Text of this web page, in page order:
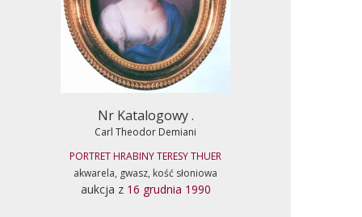
Nr Katalogowy .
Carl Theodor Demiani
PORTRET HRABINY TERESY THUER
akwarela, gwasz, kość słoniowa
aukcja z 16 grudnia 1990